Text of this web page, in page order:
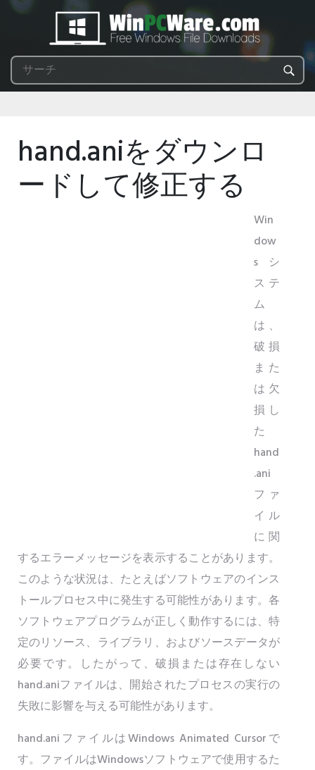
hand.aniをダウンロ
ードして修正する
Win
dow
sシ
ステ
ム
は、
破損
また
は欠
損し
た
hand
.ani
ファ
イル
に関
するエラーメッセージを表示することがあります。
このような状況は、たとえばソフトウェアのインス
トールプロセス中に発生する可能性があります。各
ソフトウェアプログラムが正しく動作するには、特
定のリソース、ライブラリ、およびソースデータが
必要です。したがって、破損または存在しない
hand.aniファイルは、開始されたプロセスの実行の
失敗に影響を与える可能性があります。
hand.aniファイルはWindows Animated Cursorで
す。ファイルはWindowsソフトウェアで使用するた